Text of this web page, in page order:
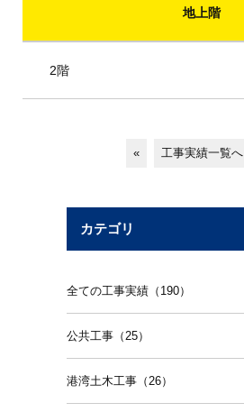
地上階
2階
« 工事実績一覧へ
カテゴリ
全ての工事実績（190）
公共工事（25）
港湾土木工事（26）